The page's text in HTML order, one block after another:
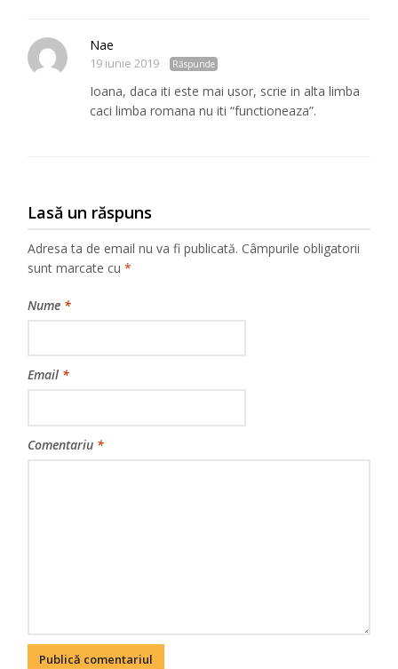
Nae
19 iunie 2019 Răspunde
Ioana, daca iti este mai usor, scrie in alta limba
caci limba romana nu iti “functioneaza”.
Lasă un răspuns
Adresa ta de email nu va fi publicată. Câmpurile obligatorii
sunt marcate cu*
Nume *
Email *
Comentariu *